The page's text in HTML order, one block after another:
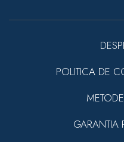
POLITICA DE
GARANTIA